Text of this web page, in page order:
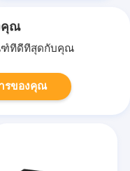
คุณ
ฑ์ที่ดีที่สุดกับคุณ
รของคุณ